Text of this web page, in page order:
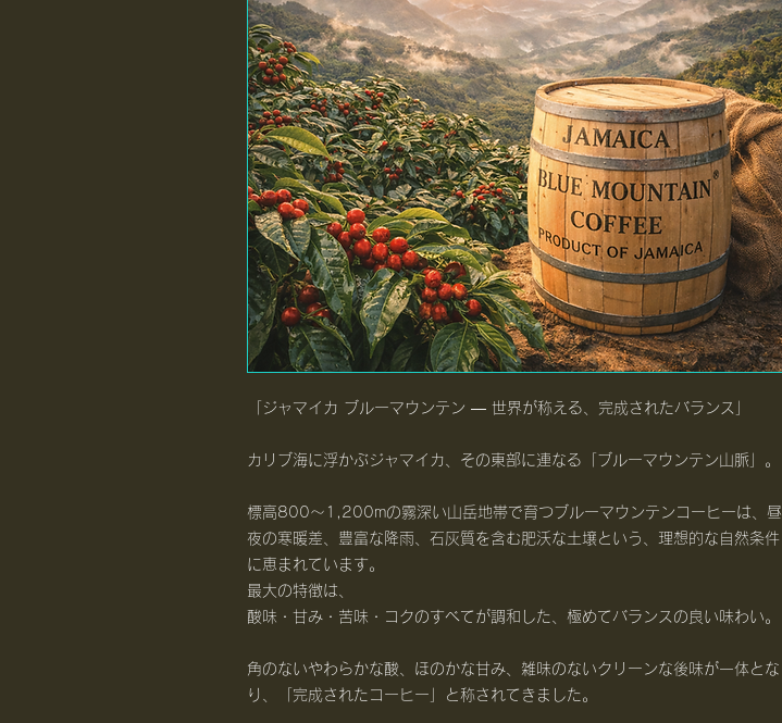
「ジャマイカ ブルーマウンテン ― 世界が称える、完成されたバランス」
カリブ海に浮かぶジャマイカ、その東部に連なる「ブルーマウンテン山脈」。
標高800〜1,200mの霧深い山岳地帯で育つブルーマウンテンコーヒーは、昼
夜の寒暖差、豊富な降雨、石灰質を含む肥沃な土壌という、理想的な自然条件
に恵まれています。
最大の特徴は、
酸味・甘み・苦味・コクのすべてが調和した、極めてバランスの良い味わい。
角のないやわらかな酸、ほのかな甘み、雑味のないクリーンな後味が一体とな
り、「完成されたコーヒー」と称されてきました。